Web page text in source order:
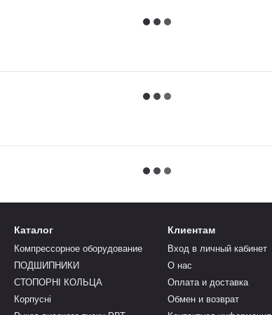
Каталог
Компрессорное оборудование
ПОДШИПНИКИ
СТОПОРНІ КОЛЬЦА
Корпусні
Клиентам
Вход в личный кабинет
О нас
Оплата и доставка
Обмен и возврат